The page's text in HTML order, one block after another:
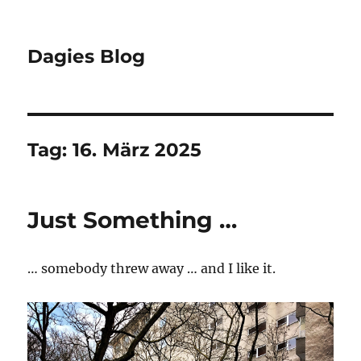
Dagies Blog
Tag:16. März 2025
Just Something …
… somebody threw away … and I like it.